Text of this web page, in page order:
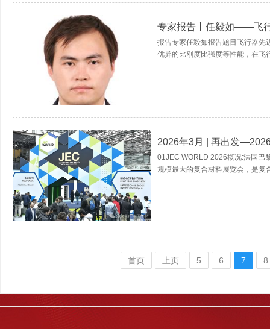
专家报告丨任毅如——飞
报告专家任毅如报告题目飞行器先
优异的比刚度比强度等性能，在飞
2026年3月 | 再出发
01JEC WORLD 2026概况:法国巴
规模最大的复合材料展览会，是复
首页 上页 5 6 7 8